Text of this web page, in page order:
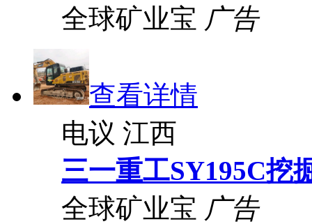
全球矿业宝 广告
查看详情
电议 江西
三一重工SY195C挖
全球矿业宝 广告